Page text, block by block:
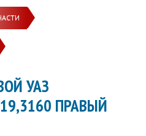
УАЗ
ПРАВЫЙ